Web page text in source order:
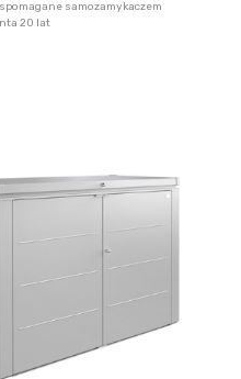
samozamykaczem
20 lat